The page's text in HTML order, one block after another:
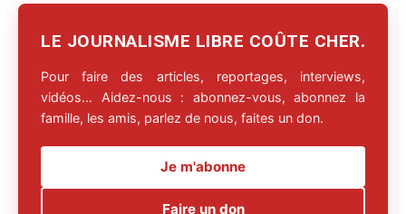
LE JOURNALISME LIBRE COÛTE CHER.
Pour faire des articles, reportages, interviews,
vidéos… Aidez-nous : abonnez-vous, abonnez la
famille, les amis, parlez de nous, faites un don.
Je m'abonne
Faire un don